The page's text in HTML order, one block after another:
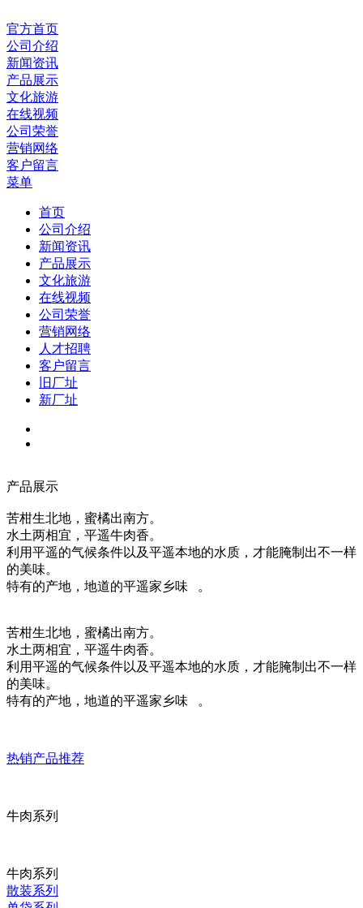
官方首页
公司介绍
新闻资讯
产品展示
文化旅游
在线视频
公司荣誉
营销网络
客户留言
菜单
首页
公司介绍
新闻资讯
产品展示
文化旅游
在线视频
公司荣誉
营销网络
人才招聘
客户留言
旧厂址
新厂址
产品展示
苦柑生北地，蜜橘出南方。
水土两相宜，平遥牛肉香。
利用平遥的气候条件以及平遥本地的水质，才能腌制出不一样
的美味。
特有的产地，地道的平遥家乡味 。
苦柑生北地，蜜橘出南方。
水土两相宜，平遥牛肉香。
利用平遥的气候条件以及平遥本地的水质，才能腌制出不一样
的美味。
特有的产地，地道的平遥家乡味 。
热销产品推荐
牛肉系列
牛肉系列
散装系列